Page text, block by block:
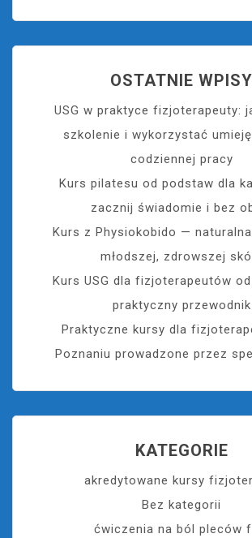
OSTATNIE WPISY
USG w praktyce fizjoterapeuty:
szkolenie i wykorzystać
codziennej pracy
Kurs pilatesu od podstaw dla
zacznij świadomie i bez
Kurs z Physiokobido —
młodszej, zdrowszej
Kurs USG dla fizjoterapeutów
praktyczny przewodnik
Praktyczne kursy dla
Poznaniu prowadzone przez
KATEGORIE
akredytowane kursy
Bez kategorii
ćwiczenia na ból pleców